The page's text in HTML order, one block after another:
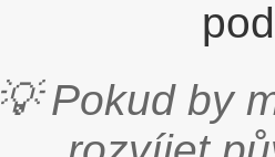
💡 Pokud by